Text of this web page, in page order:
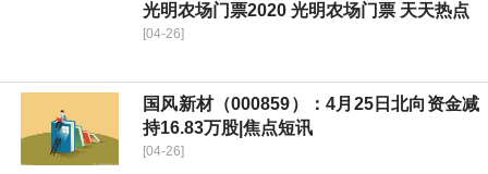
光明农场门票2020 光明农场门票 天天热点
[04-26]
国风新材（000859）：4月25日北向资金减
持16.83万股|焦点短讯
[04-26]